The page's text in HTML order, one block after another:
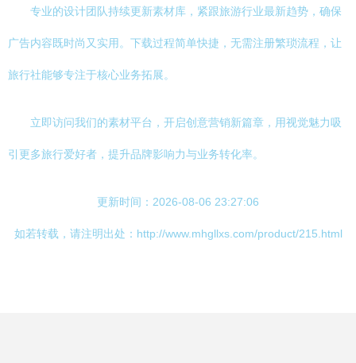
专业的设计团队持续更新素材库，紧跟旅游行业最新趋势，确保
广告内容既时尚又实用。下载过程简单快捷，无需注册繁琐流程，让
旅行社能够专注于核心业务拓展。
立即访问我们的素材平台，开启创意营销新篇章，用视觉魅力吸
引更多旅行爱好者，提升品牌影响力与业务转化率。
更新时间：2026-08-06 23:27:06
如若转载，请注明出处：http://www.mhgllxs.com/product/215.html